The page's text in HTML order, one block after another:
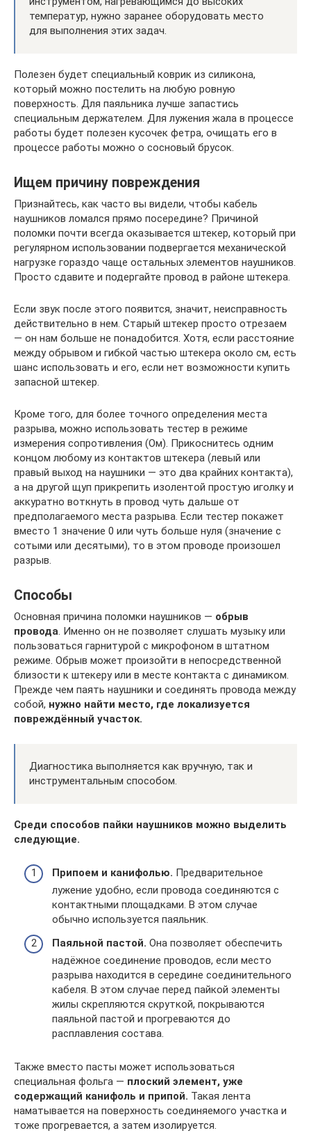
температур, нужно заранее оборудовать место
для выполнения этих задач.
Полезен будет специальный коврик из силикона,
который можно постелить на любую ровную
поверхность. Для паяльника лучше запастись
специальным держателем. Для лужения жала в процессе
работы будет полезен кусочек фетра, очищать его в
процессе работы можно о сосновый брусок.
Ищем причину повреждения
Признайтесь, как часто вы видели, чтобы кабель
наушников ломался прямо посередине? Причиной
поломки почти всегда оказывается штекер, который при
регулярном использовании подвергается механической
нагрузке гораздо чаще остальных элементов наушников.
Просто сдавите и подергайте провод в районе штекера.
Если звук после этого появится, значит, неисправность
действительно в нем. Старый штекер просто отрезаем
— он нам больше не понадобится. Хотя, если расстояние
между обрывом и гибкой частью штекера около см, есть
шанс использовать и его, если нет возможности купить
запасной штекер.
Кроме того, для более точного определения места
разрыва, можно использовать тестер в режиме
измерения сопротивления (Ом). Прикоснитесь одним
концом любому из контактов штекера (левый или
правый выход на наушники — это два крайних контакта),
а на другой щуп прикрепить изолентой простую иголку и
аккуратно воткнуть в провод чуть дальше от
предполагаемого места разрыва. Если тестер покажет
вместо 1 значение 0 или чуть больше нуля (значение с
сотыми или десятыми), то в этом проводе произошел
разрыв.
Способы
Основная причина поломки наушников — обрыв
провода. Именно он не позволяет слушать музыку или
пользоваться гарнитурой с микрофоном в штатном
режиме. Обрыв может произойти в непосредственной
близости к штекеру или в месте контакта с динамиком.
Прежде чем паять наушники и соединять провода между
собой, нужно найти место, где локализуется
повреждённый участок.
Диагностика выполняется как вручную, так и
инструментальным способом.
Среди способов пайки наушников можно выделить
следующие.
Припоем и канифолью. Предварительное
лужение удобно, если провода соединяются с
контактными площадками. В этом случае
обычно используется паяльник.
Паяльной пастой. Она позволяет обеспечить
надёжное соединение проводов, если место
разрыва находится в середине соединительного
кабеля. В этом случае перед пайкой элементы
жилы скрепляются скруткой, покрываются
паяльной пастой и прогреваются до
расплавления состава.
Также вместо пасты может использоваться
специальная фольга — плоский элемент, уже
содержащий канифоль и припой. Такая лента
наматывается на поверхность соединяемого участка и
тоже прогревается, а затем изолируется.